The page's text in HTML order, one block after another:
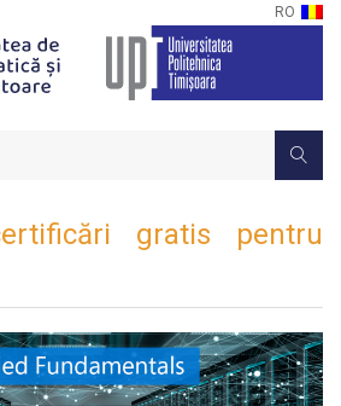
RO
gratis pentru